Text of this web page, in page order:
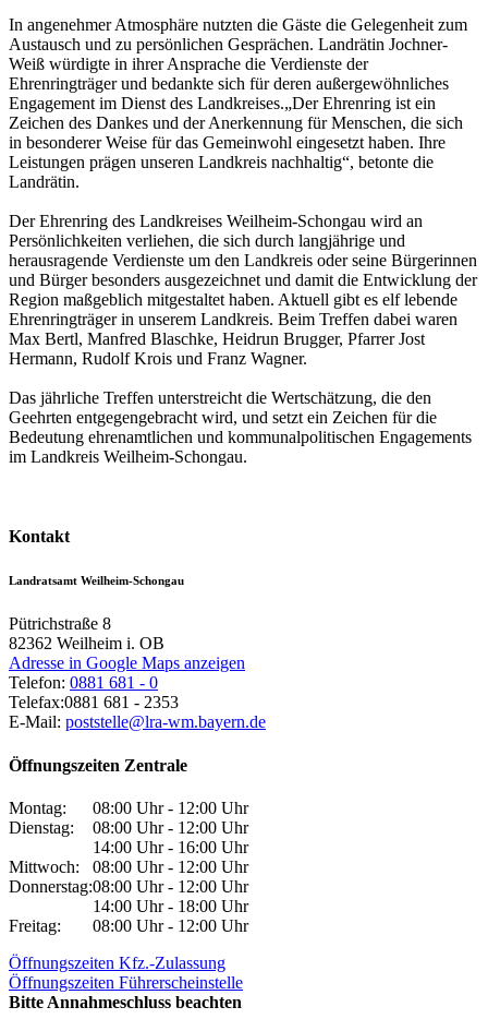
In angenehmer Atmosphäre nutzten die Gäste die Gelegenheit zum
Austausch und zu persönlichen Gesprächen. Landrätin Jochner-
Weiß würdigte in ihrer Ansprache die Verdienste der
Ehrenringträger und bedankte sich für deren außergewöhnliches
Engagement im Dienst des Landkreises.„Der Ehrenring ist ein
Zeichen des Dankes und der Anerkennung für Menschen, die sich
in besonderer Weise für das Gemeinwohl eingesetzt haben. Ihre
Leistungen prägen unseren Landkreis nachhaltig“, betonte die
Landrätin.
Der Ehrenring des Landkreises Weilheim-Schongau wird an
Persönlichkeiten verliehen, die sich durch langjährige und
herausragende Verdienste um den Landkreis oder seine Bürgerinnen
und Bürger besonders ausgezeichnet und damit die Entwicklung der
Region maßgeblich mitgestaltet haben. Aktuell gibt es elf lebende
Ehrenringträger in unserem Landkreis. Beim Treffen dabei waren
Max Bertl, Manfred Blaschke, Heidrun Brugger, Pfarrer Jost
Hermann, Rudolf Krois und Franz Wagner.
Das jährliche Treffen unterstreicht die Wertschätzung, die den
Geehrten entgegengebracht wird, und setzt ein Zeichen für die
Bedeutung ehrenamtlichen und kommunalpolitischen Engagements
im Landkreis Weilheim-Schongau.
Kontakt
Landratsamt Weilheim-Schongau
Pütrichstraße 8
82362 Weilheim i. OB
Adresse in Google Maps anzeigen
Telefon: 0881 681 - 0
Telefax:0881 681 - 2353
E-Mail: poststelle@lra-wm.bayern.de
Öffnungszeiten Zentrale
Montag:
08:00 Uhr - 12:00 Uhr
Dienstag:
08:00 Uhr - 12:00 Uhr
14:00 Uhr - 16:00 Uhr
Mittwoch:
08:00 Uhr - 12:00 Uhr
Donnerstag:08:00 Uhr - 12:00 Uhr
14:00 Uhr - 18:00 Uhr
Freitag:
08:00 Uhr - 12:00 Uhr
Öffnungszeiten Kfz.-Zulassung
Öffnungszeiten Führerscheinstelle
Bitte Annahmeschluss beachten